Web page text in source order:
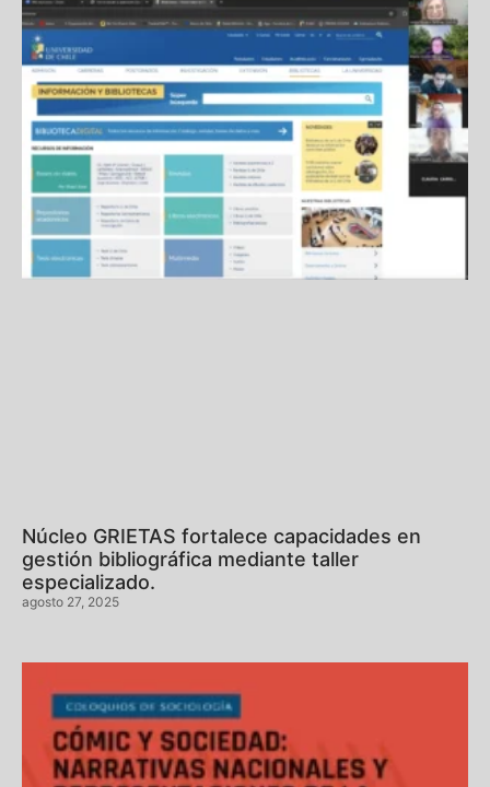
Núcleo GRIETAS fortalece capacidades en
gestión bibliográfica mediante taller
especializado.
agosto 27, 2025